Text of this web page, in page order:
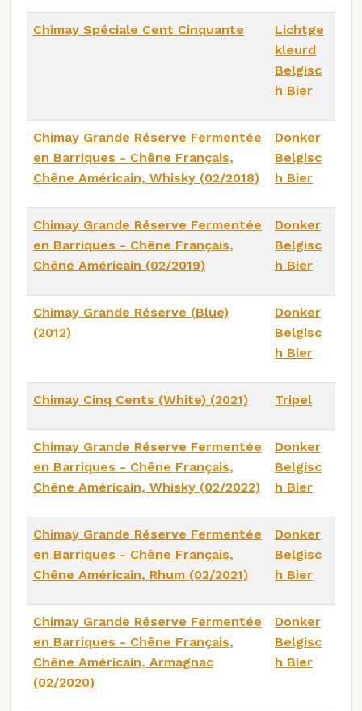
Chimay Spéciale Cent Cinquante
Lichtge
kleurd
Belgisc
h Bier
Chimay Grande Réserve Fermentée
en Barriques - Chêne Français,
Chêne Américain, Whisky (02/2018)
Donker
Belgisc
h Bier
Chimay Grande Réserve Fermentée
en Barriques - Chêne Français,
Chêne Américain (02/2019)
Donker
Belgisc
h Bier
Chimay Grande Réserve (Blue)
(2012)
Donker
Belgisc
h Bier
Chimay Cinq Cents (White) (2021) Tripel
Chimay Grande Réserve Fermentée
en Barriques - Chêne Français,
Chêne Américain, Whisky (02/2022)
Donker
Belgisc
h Bier
Chimay Grande Réserve Fermentée
en Barriques - Chêne Français,
Chêne Américain, Rhum (02/2021)
Donker
Belgisc
h Bier
Chimay Grande Réserve Fermentée
en Barriques - Chêne Français,
Chêne Américain, Armagnac
(02/2020)
Donker
Belgisc
h Bier